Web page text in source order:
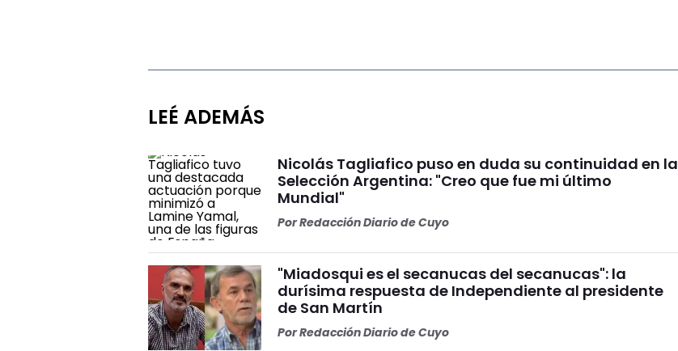
LEÉ ADEMÁS
Nicolás Tagliafico puso en duda su continuidad en la
Selección Argentina: "Creo que fue mi último
Mundial"
PorRedacción Diario de Cuyo
"Miadosqui es el secanucas del secanucas": la
durísima respuesta de Independiente al presidente
de San Martín
PorRedacción Diario de Cuyo